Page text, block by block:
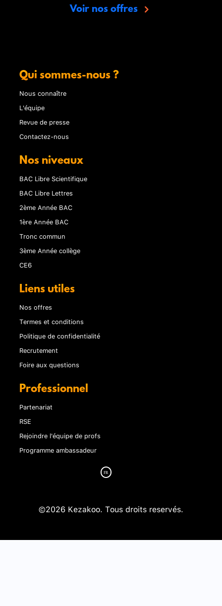
Voir nos offres
Qui sommes-nous ?
Nous connaître
L'équipe
Revue de presse
Contactez-nous
Nos niveaux
BAC Libre Scientifique
BAC Libre Lettres
2ème Année BAC
1ère Année BAC
Tronc commun
3ème Année collège
CE6
Liens utiles
Nos offres
Termes et conditions
Politique de confidentialité
Recrutement
Foire aux questions
Professionnel
Partenariat
RSE
Rejoindre l'équipe de profs
Programme ambassadeur
©2026 Kezakoo. Tous droits reservés.